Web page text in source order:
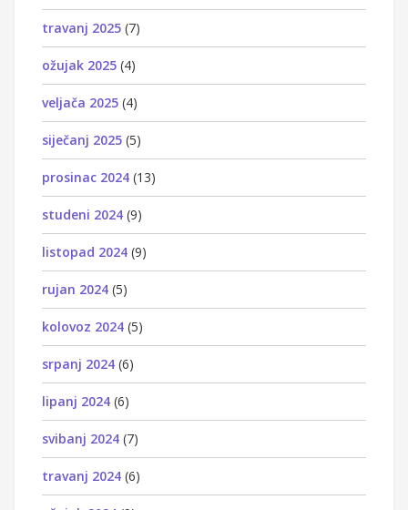
travanj 2025 (7)
ožujak 2025 (4)
veljača 2025 (4)
siječanj 2025 (5)
prosinac 2024 (13)
studeni 2024 (9)
listopad 2024 (9)
rujan 2024 (5)
kolovoz 2024 (5)
srpanj 2024 (6)
lipanj 2024 (6)
svibanj 2024 (7)
travanj 2024 (6)